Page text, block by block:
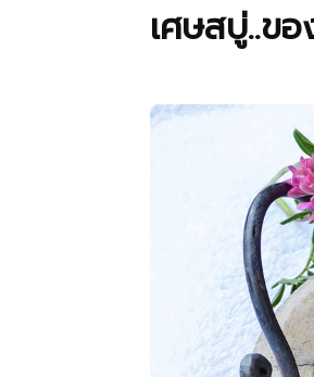
เศษสบู่..ข